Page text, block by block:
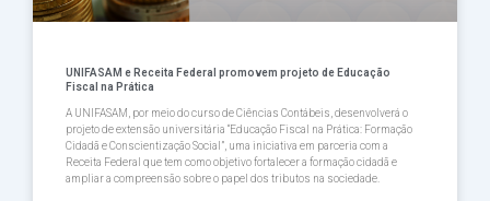
UNIFASAM e Receita Federal promovem projeto de Educação
Fiscal na Prática
A UNIFASAM, por meio do curso de Ciências Contábeis, desenvolverá o
projeto de extensão universitária “Educação Fiscal na Prática: Formação
Cidadã e Conscientização Social”, uma iniciativa em parceria com a
Receita Federal que tem como objetivo fortalecer a formação cidadã e
ampliar a compreensão sobre o papel dos tributos na sociedade.